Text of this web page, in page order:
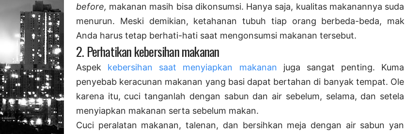
before, makanan masih bisa dikonsumsi. Hanya saja, kualitas makanannya sudah
menurun. Meski demikian, ketahanan tubuh tiap orang berbeda-beda, maka
Anda harus tetap berhati-hati saat mengonsumsi makanan tersebut.
2. Perhatikan kebersihan makanan
Aspek kebersihan saat menyiapkan makanan juga sangat penting. Kuman
penyebab keracunan makanan yang basi dapat bertahan di banyak tempat. Oleh
karena itu, cuci tanganlah dengan sabun dan air sebelum, selama, dan setelah
menyiapkan makanan serta sebelum makan.
Cuci peralatan makanan, talenan, dan bersihkan meja dengan air sabun yang